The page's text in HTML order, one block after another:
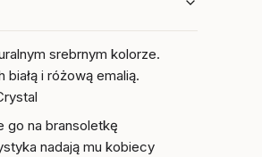
srebrnym kolorze.
i różową emalią.
go na bransoletkę
nadają mu kobiecy